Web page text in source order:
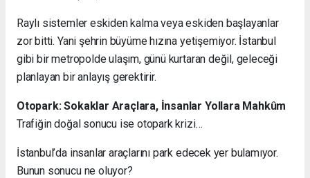
Raylı sistemler eskiden kalma veya eskiden başlayanlar
zor bitti. Yani şehrin büyüme hızına yetişemiyor. İstanbul
gibi bir metropolde ulaşım, günü kurtaran değil, geleceği
planlayan bir anlayış gerektirir.
Otopark: Sokaklar Araçlara, İnsanlar Yollara Mahkûm
Trafiğin doğal sonucu ise otopark krizi…
İstanbul’da insanlar araçlarını park edecek yer bulamıyor.
Bunun sonucu ne oluyor?